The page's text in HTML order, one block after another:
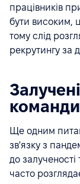
працівників
бути високим,
тому слід
рекрутингу за
команди
Ще одним
зв'язку з
до
часто